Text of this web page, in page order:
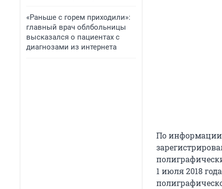
«Раньше с горем приходили»:
главный врач облбольницы
высказался о пациентах с
диагнозами из интернета
По информации
1 июля 2018